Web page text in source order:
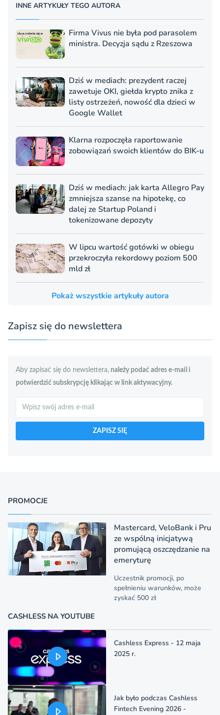
INNE ARTYKUŁY TEGO AUTORA
Firma Vivus nie była pod parasolem
ministra. Decyzja sądu z Rzeszowa
Dziś w mediach: prezydent raczej
zawetuje OKI, giełda krypto znika z
listy ostrzeżeń, nowość dla dzieci w
Google Wallet
Klarna rozpoczęła raportowanie
zobowiązań swoich klientów do BIK-u
Dziś w mediach: jak karta Allegro Pay
zmniejsza szanse na hipotekę, co
dalej ze Startup Poland i
tokenizowane depozyty
W lipcu wartość gotówki w obiegu
przekroczyła rekordowy poziom 500
mld zł
Pokaż wszystkie artykuły autora
Zapisz się do newslettera
Aby zapisać się do newslettera, należy podać adres e-mail i
potwierdzić subskrypcję klikając w link aktywacyjny.
ZAPISZ SIĘ
PROMOCJE
Mastercard, VeloBank i Pru
ze wspólną inicjatywą
promującą oszczędzanie na
emeryturę
Uczestnik promocji, po
spełnieniu warunków, może
zyskać 500 zł
CASHLESS NA YOUTUBE
Cashless Express - 12 maja
2025 r.
Jak było podczas Cashless
Fintech Evening 2026 -